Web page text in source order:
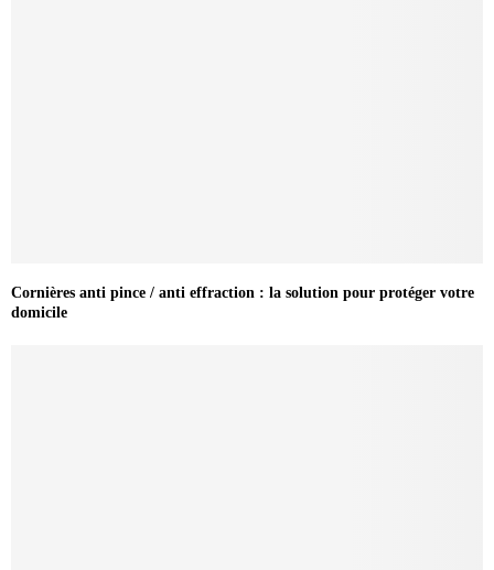
Cornières anti pince / anti effraction : la solution pour protéger votre
domicile